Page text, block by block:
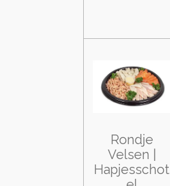
Rondje
Velsen |
Hapjesschot